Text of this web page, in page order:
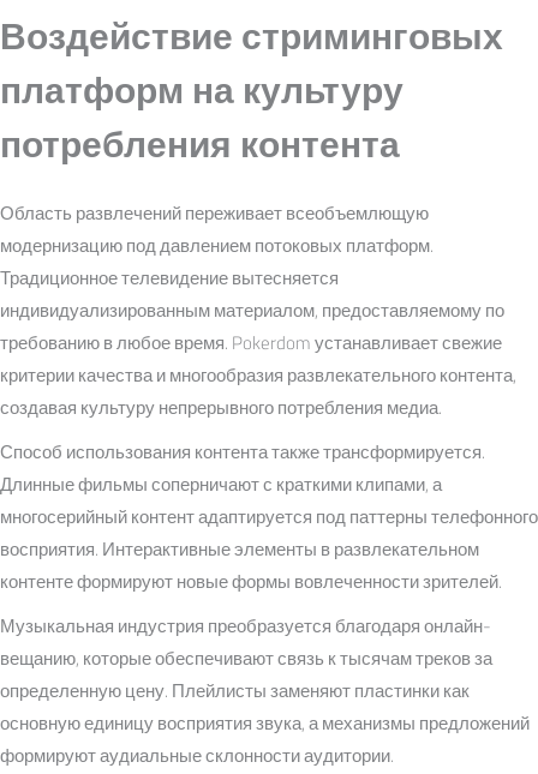
Воздействие стриминговых
платформ на культуру
потребления контента
Область развлечений переживает всеобъемлющую
модернизацию под давлением потоковых платформ.
Традиционное телевидение вытесняется
индивидуализированным материалом, предоставляемому по
требованию в любое время. Pokerdom устанавливает свежие
критерии качества и многообразия развлекательного контента,
создавая культуру непрерывного потребления медиа.
Способ использования контента также трансформируется.
Длинные фильмы соперничают с краткими клипами, а
многосерийный контент адаптируется под паттерны телефонного
восприятия. Интерактивные элементы в развлекательном
контенте формируют новые формы вовлеченности зрителей.
Музыкальная индустрия преобразуется благодаря онлайн-
вещанию, которые обеспечивают связь к тысячам треков за
определенную цену. Плейлисты заменяют пластинки как
основную единицу восприятия звука, а механизмы предложений
формируют аудиальные склонности аудитории.